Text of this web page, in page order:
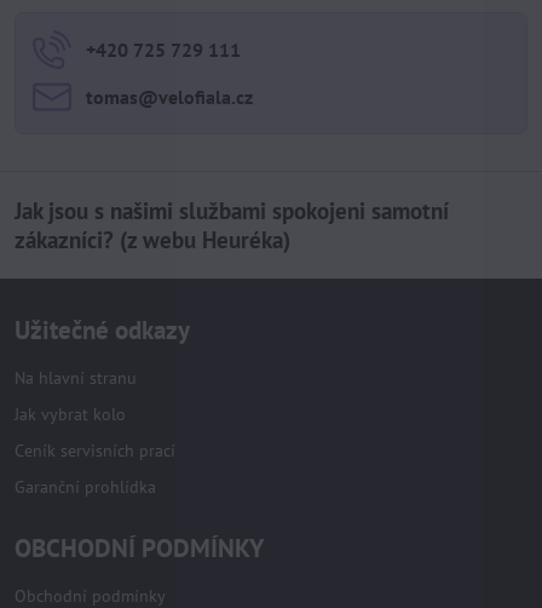
+420 725 729 111
tomas​@velofiala​.cz
Jak jsou s našimi službami spokojeni samotní
zákazníci? (z webu Heuréka)
Užitečné odkazy
Na hlavní stranu
Jak vybrat kolo
Ceník servisních prací
Garanční prohlídka
OBCHODNÍ PODMÍNKY
Obchodní podmínky